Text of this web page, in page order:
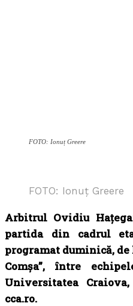
FOTO: Ionuț Greere
FOTO: Ionuț Greere
Arbitrul Ovidiu
partida din cadrul
programat duminică, de
Comșa”, între
Universitatea
cca.ro.